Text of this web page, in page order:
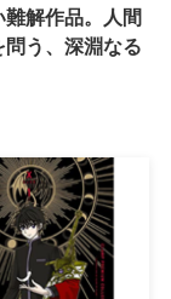
解作品。人間
問う、深淵なる